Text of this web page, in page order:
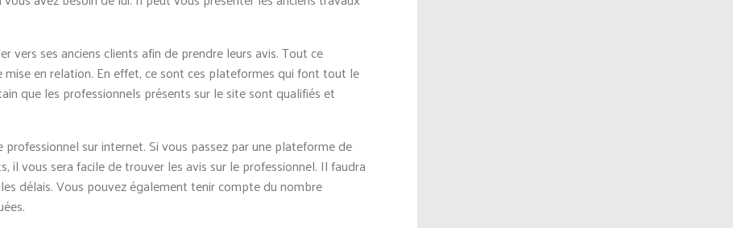
vers ses anciens clients afin de prendre leurs avis. Tout ce
en relation. En effet, ce sont ces plateformes qui font tout le
que les professionnels présents sur le site sont qualifiés et
sur internet. Si vous passez par une plateforme de
il vous sera facile de trouver les avis sur le professionnel. Il faudra
délais. Vous pouvez également tenir compte du nombre